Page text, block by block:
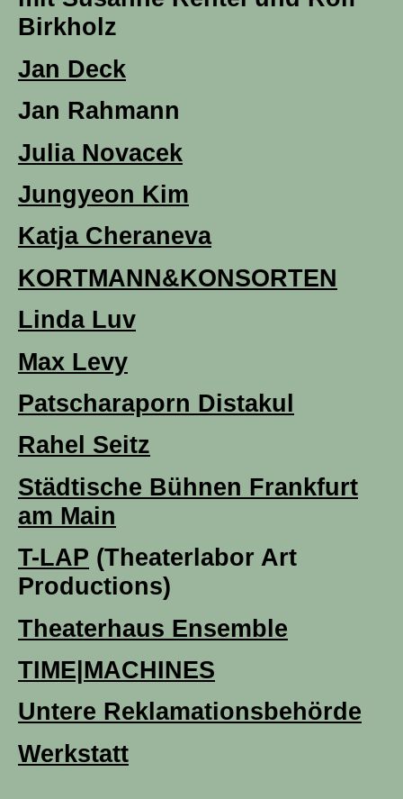
Birkholz
Jan Deck
Jan Rahmann
Julia Novacek
Jungyeon Kim
Katja Cheraneva
KORTMANN&KONSORTEN
Linda Luv
Max Levy
Patscharaporn Distakul
Rahel Seitz
Städtische Bühnen Frankfurt
am Main
T-LAP (Theaterlabor Art
Productions)
Theaterhaus Ensemble
TIME|MACHINES
Untere Reklamationsbehörde
Werkstatt